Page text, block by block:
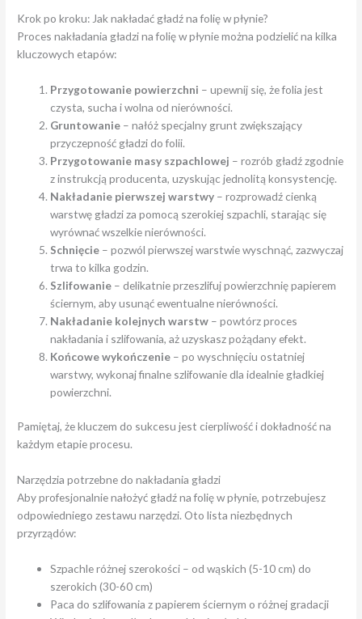
Krok po kroku: Jak nakładać gładź na folię w płynie?
Proces nakładania gładzi na folię w płynie można podzielić na kilka
kluczowych etapów:
Przygotowanie powierzchni – upewnij się, że folia jest
czysta, sucha i wolna od nierówności.
Gruntowanie – nałóż specjalny grunt zwiększający
przyczepność gładzi do folii.
Przygotowanie masy szpachlowej – rozrób gładź zgodnie
z instrukcją producenta, uzyskując jednolitą konsystencję.
Nakładanie pierwszej warstwy – rozprowadź cienką
warstwę gładzi za pomocą szerokiej szpachli, starając się
wyrównać wszelkie nierówności.
Schnięcie – pozwól pierwszej warstwie wyschnąć, zazwyczaj
trwa to kilka godzin.
Szlifowanie – delikatnie przeszlifuj powierzchnię papierem
ściernym, aby usunąć ewentualne nierówności.
Nakładanie kolejnych warstw – powtórz proces
nakładania i szlifowania, aż uzyskasz pożądany efekt.
Końcowe wykończenie – po wyschnięciu ostatniej
warstwy, wykonaj finalne szlifowanie dla idealnie gładkiej
powierzchni.
Pamiętaj, że kluczem do sukcesu jest cierpliwość i dokładność na
każdym etapie procesu.
Narzędzia potrzebne do nakładania gładzi
Aby profesjonalnie nałożyć gładź na folię w płynie, potrzebujesz
odpowiedniego zestawu narzędzi. Oto lista niezbędnych
przyrządów:
Szpachle różnej szerokości – od wąskich (5-10 cm) do
szerokich (30-60 cm)
Paca do szlifowania z papierem ściernym o różnej gradacji